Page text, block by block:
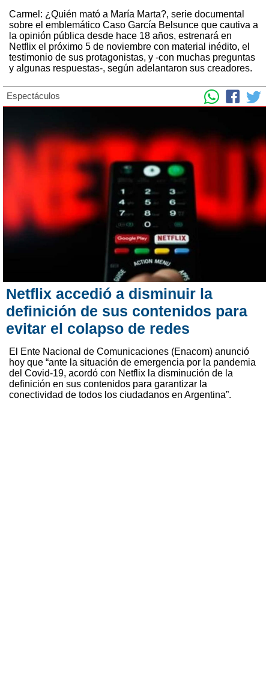
Carmel: ¿Quién mató a María Marta?, serie documental
sobre el emblemático Caso García Belsunce que cautiva a
la opinión pública desde hace 18 años, estrenará en
Netflix el próximo 5 de noviembre con material inédito, el
testimonio de sus protagonistas, y -con muchas preguntas
y algunas respuestas-, según adelantaron sus creadores.
Espectáculos
Netflix accedió a disminuir la
definición de sus contenidos para
evitar el colapso de redes
El Ente Nacional de Comunicaciones (Enacom) anunció
hoy que “ante la situación de emergencia por la pandemia
del Covid-19, acordó con Netflix la disminución de la
definición en sus contenidos para garantizar la
conectividad de todos los ciudadanos en Argentina”.